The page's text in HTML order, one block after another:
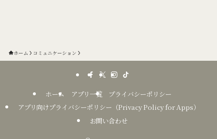
ホーム コミュニケーション
ホーム アプリ一覧
プライバシーポリシー
アプリ向けプライバシーポリシー（Privacy Policy for Apps）
お問い合わせ